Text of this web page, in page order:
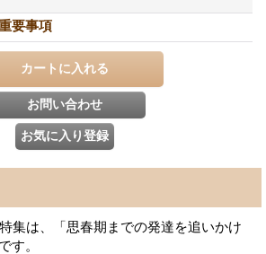
要事項
集は、「思春期までの発達を追いかけ
す。